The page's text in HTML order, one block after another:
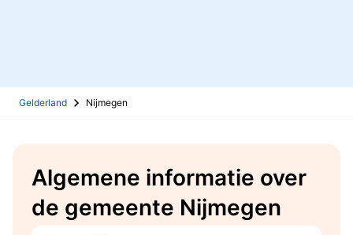
Gelderland Nijmegen
Algemene informatie over
de gemeente Nijmegen